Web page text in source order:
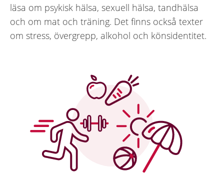
läsa om psykisk hälsa, sexuell hälsa, tandhälsa
och om mat och träning. Det finns också texter
om stress, övergrepp, alkohol och könsidentitet.